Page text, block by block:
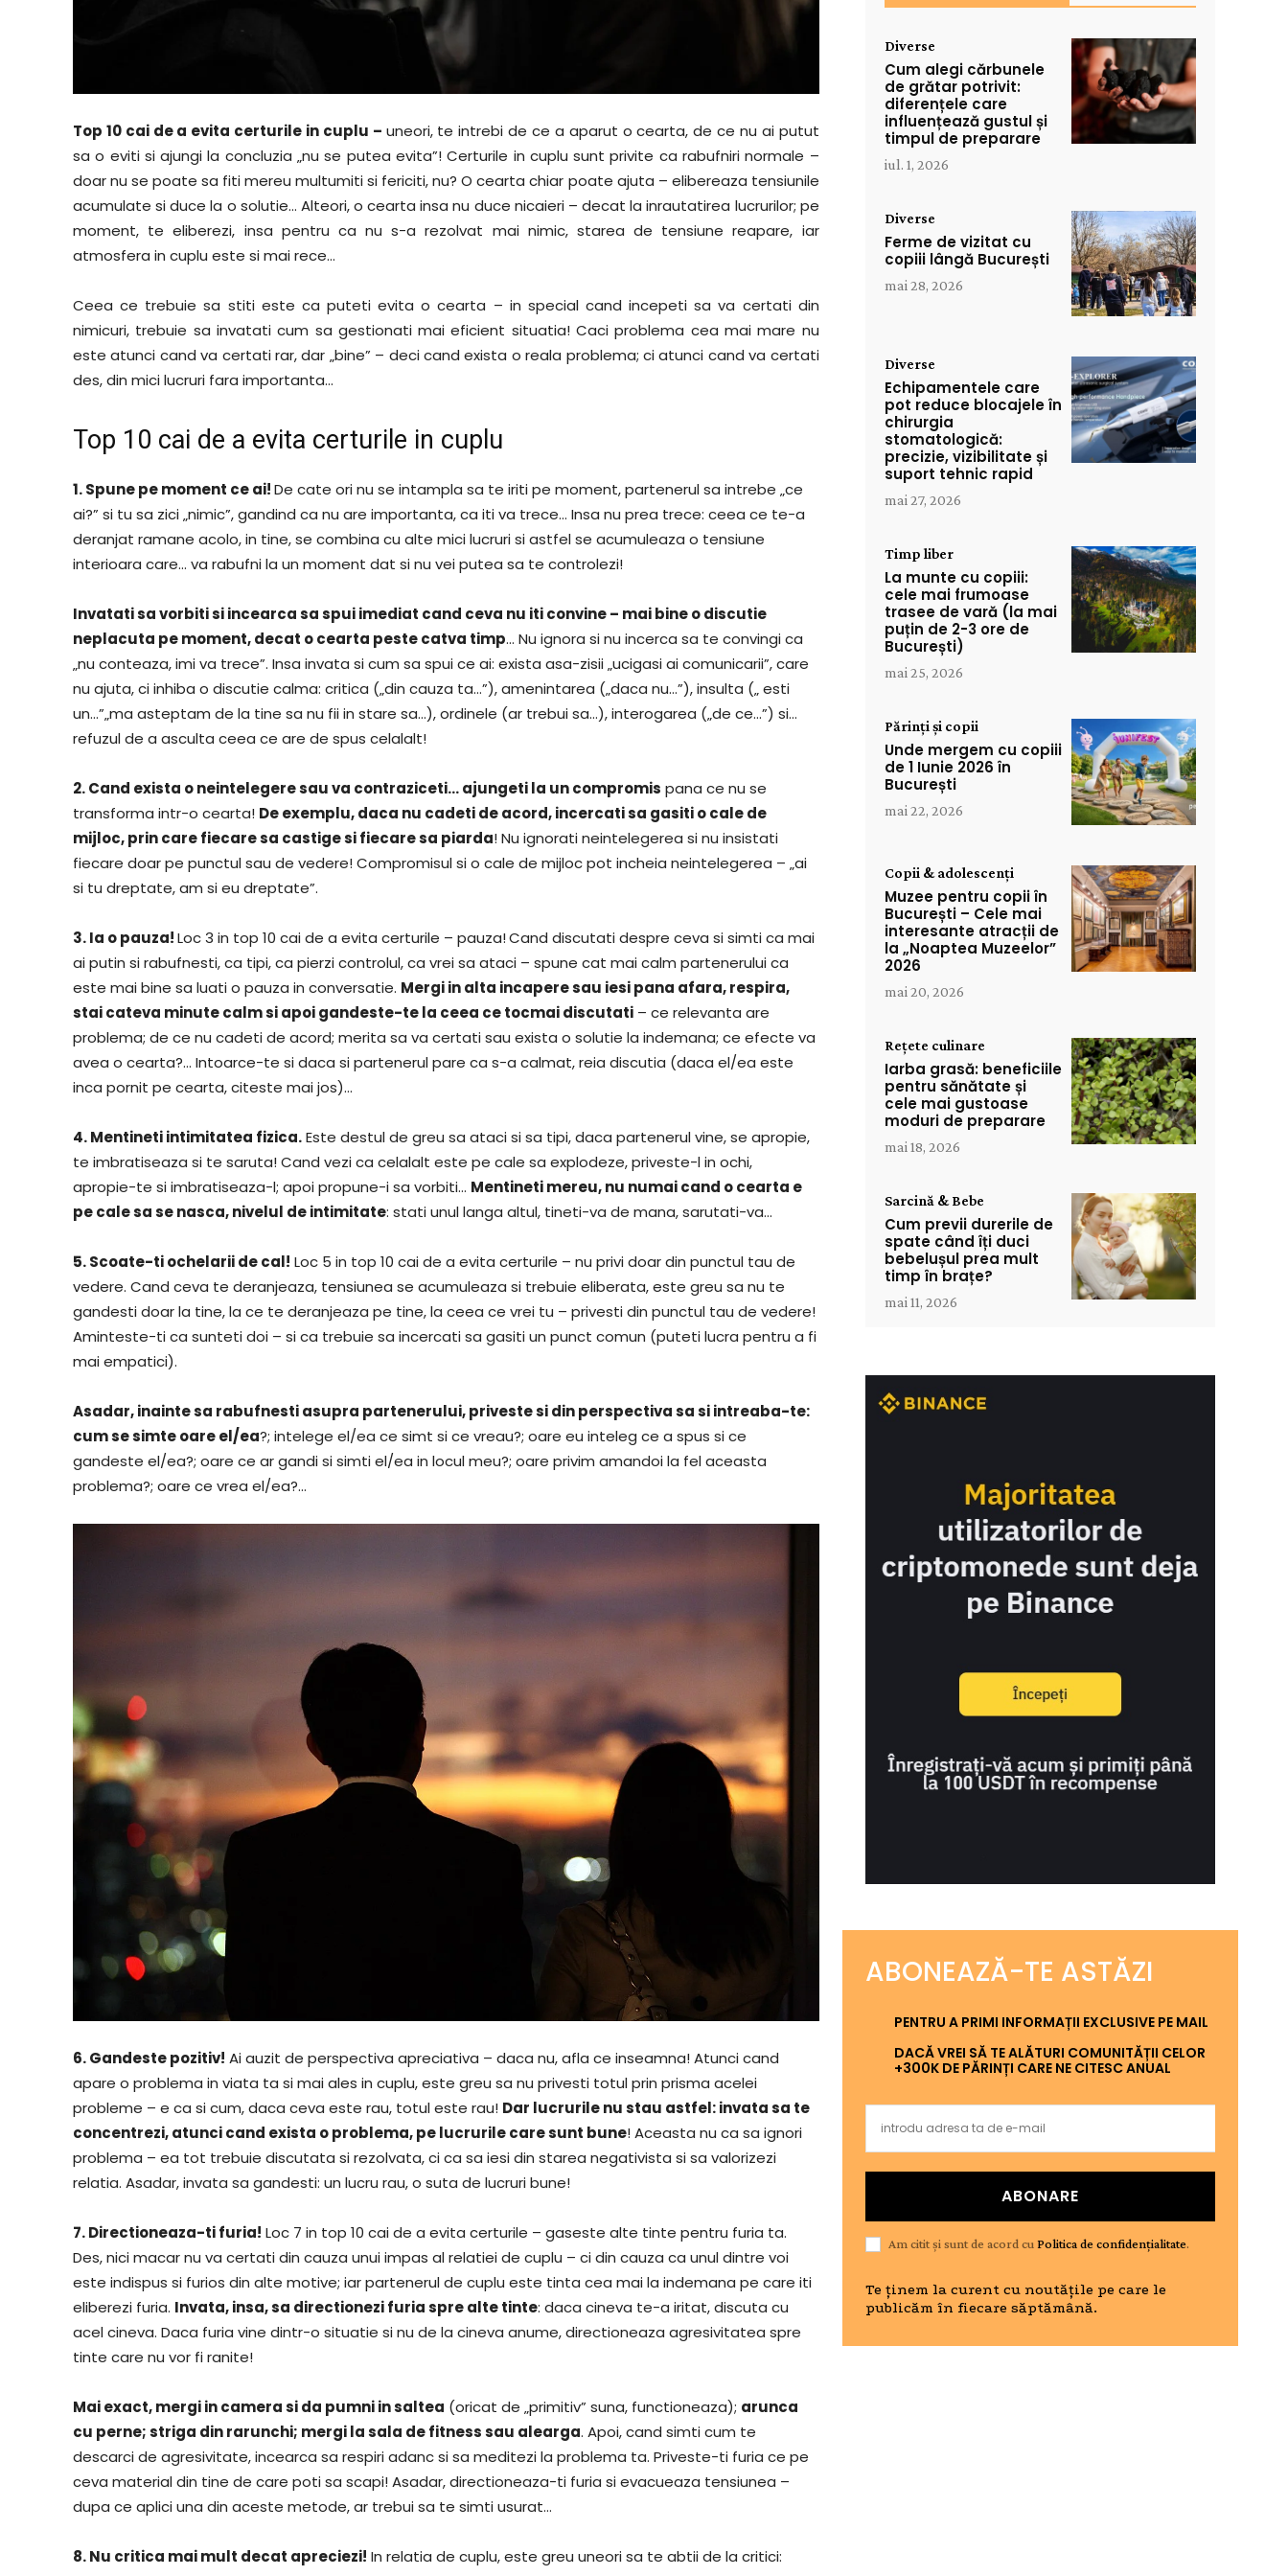
Top 10 cai de a evita certurile in cuplu – uneori, te intrebi de ce a aparut o cearta, de ce nu ai putut
sa o eviti si ajungi la concluzia „nu se putea evita”! Certurile in cuplu sunt privite ca rabufniri normale –
doar nu se poate sa fiti mereu multumiti si fericiti, nu? O cearta chiar poate ajuta – elibereaza tensiunile
acumulate si duce la o solutie… Alteori, o cearta insa nu duce nicaieri – decat la inrautatirea lucrurilor; pe
moment, te eliberezi, insa pentru ca nu s-a rezolvat mai nimic, starea de tensiune reapare, iar
atmosfera in cuplu este si mai rece…
Ceea ce trebuie sa stiti este ca puteti evita o cearta – in special cand incepeti sa va certati din
nimicuri, trebuie sa invatati cum sa gestionati mai eficient situatia! Caci problema cea mai mare nu
este atunci cand va certati rar, dar „bine” – deci cand exista o reala problema; ci atunci cand va certati
des, din mici lucruri fara importanta…
Top 10 cai de a evita certurile in cuplu
1. Spune pe moment ce ai!De cate ori nu se intampla sa te iriti pe moment, partenerul sa intrebe „ce
ai?” si tu sa zici „nimic”, gandind ca nu are importanta, ca iti va trece… Insa nu prea trece: ceea ce te-a
deranjat ramane acolo, in tine, se combina cu alte mici lucruri si astfel se acumuleaza o tensiune
interioara care… va rabufni la un moment dat si nu vei putea sa te controlezi!
Invatati sa vorbiti si incearca sa spui imediat cand ceva nu iti convine – mai bine o discutie
neplacuta pe moment, decat o cearta peste catva timp… Nu ignora si nu incerca sa te convingi ca
„nu conteaza, imi va trece”. Insa invata si cum sa spui ce ai: exista asa-zisii „ucigasi ai comunicarii”, care
nu ajuta, ci inhiba o discutie calma: critica („din cauza ta…”), amenintarea („daca nu…”), insulta („ esti
un…”„ma asteptam de la tine sa nu fii in stare sa…), ordinele (ar trebui sa…), interogarea („de ce…”) si…
refuzul de a asculta ceea ce are de spus celalalt!
2. Cand exista o neintelegere sau va contraziceti… ajungeti la un compromis pana ce nu se
transforma intr-o cearta! De exemplu, daca nu cadeti de acord, incercati sa gasiti o cale de
mijloc, prin care fiecare sa castige si fiecare sa piarda! Nu ignorati neintelegerea si nu insistati
fiecare doar pe punctul sau de vedere! Compromisul si o cale de mijloc pot incheia neintelegerea – „ai
si tu dreptate, am si eu dreptate”.
3. Ia o pauza!Loc 3 in top 10 cai de a evita certurile – pauza!Cand discutati despre ceva si simti ca mai
ai putin si rabufnesti, ca tipi, ca pierzi controlul, ca vrei sa ataci – spune cat mai calm partenerului ca
este mai bine sa luati o pauza in conversatie. Mergi in alta incapere sau iesi pana afara, respira,
stai cateva minute calm si apoi gandeste-te la ceea ce tocmai discutati – ce relevanta are
problema; de ce nu cadeti de acord; merita sa va certati sau exista o solutie la indemana; ce efecte va
avea o cearta?… Intoarce-te si daca si partenerul pare ca s-a calmat, reia discutia (daca el/ea este
inca pornit pe cearta, citeste mai jos)…
4. Mentineti intimitatea fizica.Este destul de greu sa ataci si sa tipi, daca partenerul vine, se apropie,
te imbratiseaza si te saruta! Cand vezi ca celalalt este pe cale sa explodeze, priveste-l in ochi,
apropie-te si imbratiseaza-l; apoi propune-i sa vorbiti… Mentineti mereu, nu numai cand o cearta e
pe cale sa se nasca, nivelul de intimitate: stati unul langa altul, tineti-va de mana, sarutati-va…
5. Scoate-ti ochelarii de cal! Loc 5 in top 10 cai de a evita certurile – nu privi doar din punctul tau de
vedere. Cand ceva te deranjeaza, tensiunea se acumuleaza si trebuie eliberata, este greu sa nu te
gandesti doar la tine, la ce te deranjeaza pe tine, la ceea ce vrei tu – privesti din punctul tau de vedere!
Aminteste-ti ca sunteti doi – si ca trebuie sa incercati sa gasiti un punct comun (puteti lucra pentru a fi
mai empatici).
Asadar, inainte sa rabufnesti asupra partenerului, priveste si din perspectiva sa si intreaba-te:
cum se simte oare el/ea?; intelege el/ea ce simt si ce vreau?; oare eu inteleg ce a spus si ce
gandeste el/ea?; oare ce ar gandi si simti el/ea in locul meu?; oare privim amandoi la fel aceasta
problema?; oare ce vrea el/ea?…
6. Gandeste pozitiv! Ai auzit de perspectiva apreciativa – daca nu, afla ce inseamna! Atunci cand
apare o problema in viata ta si mai ales in cuplu, este greu sa nu privesti totul prin prisma acelei
probleme – e ca si cum, daca ceva este rau, totul este rau! Dar lucrurile nu stau astfel: invata sa te
concentrezi, atunci cand exista o problema, pe lucrurile care sunt bune! Aceasta nu ca sa ignori
problema – ea tot trebuie discutata si rezolvata, ci ca sa iesi din starea negativista si sa valorizezi
relatia. Asadar, invata sa gandesti: un lucru rau, o suta de lucruri bune!
7. Directioneaza-ti furia! Loc 7 in top 10 cai de a evita certurile – gaseste alte tinte pentru furia ta.
Des, nici macar nu va certati din cauza unui impas al relatiei de cuplu – ci din cauza ca unul dintre voi
este indispus si furios din alte motive; iar partenerul de cuplu este tinta cea mai la indemana pe care iti
eliberezi furia. Invata, insa, sa directionezi furia spre alte tinte: daca cineva te-a iritat, discuta cu
acel cineva. Daca furia vine dintr-o situatie si nu de la cineva anume, directioneaza agresivitatea spre
tinte care nu vor fi ranite!
Mai exact, mergi in camera si da pumni in saltea (oricat de „primitiv” suna, functioneaza); arunca
cu perne; striga din rarunchi; mergi la sala de fitness sau alearga. Apoi, cand simti cum te
descarci de agresivitate, incearca sa respiri adanc si sa meditezi la problema ta. Priveste-ti furia ce pe
ceva material din tine de care poti sa scapi! Asadar, directioneaza-ti furia si evacueaza tensiunea –
dupa ce aplici una din aceste metode, ar trebui sa te simti usurat…
8. Nu critica mai mult decat apreciezi! In relatia de cuplu, este greu uneori sa te abtii de la critici:
Diverse
Cum alegi cărbunele
de grătar potrivit:
diferențele care
influențează gustul și
timpul de preparare
iul. 1, 2026
Diverse
Ferme de vizitat cu
copiii lângă București
mai 28, 2026
Diverse
Echipamentele care
pot reduce blocajele în
chirurgia
stomatologică:
precizie, vizibilitate și
suport tehnic rapid
mai 27, 2026
Timp liber
La munte cu copiii:
cele mai frumoase
trasee de vară (la mai
puțin de 2-3 ore de
București)
mai 25, 2026
Părinți și copii
Unde mergem cu copiii
de 1 Iunie 2026 în
București
mai 22, 2026
Copii & adolescenți
Muzee pentru copii în
București – Cele mai
interesante atracții de
la „Noaptea Muzeelor”
2026
mai 20, 2026
Rețete culinare
Iarba grasă: beneficiile
pentru sănătate și
cele mai gustoase
moduri de preparare
mai 18, 2026
Sarcină & Bebe
Cum previi durerile de
spate când îți duci
bebelușul prea mult
timp în brațe?
mai 11, 2026
ABONEAZĂ-TE ASTĂZI
PENTRU A PRIMI INFORMAȚII EXCLUSIVE PE MAIL
DACĂ VREI SĂ TE ALĂTURI COMUNITĂȚII CELOR
+300K DE PĂRINȚI CARE NE CITESC ANUAL
ABONARE
Am citit și sunt de acord cuPolitica de confidențialitate.
Te ținem la curent cu noutățile pe care le
publicăm în fiecare săptămână.